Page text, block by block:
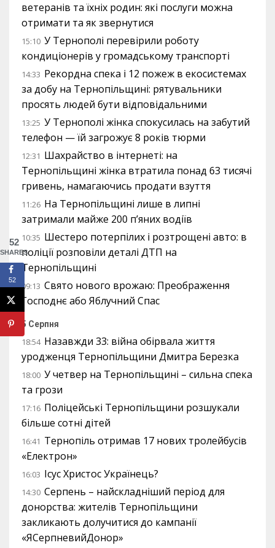
ветеранів та їхніх родин: які послуги можна
отримати та як звернутися
15:10 У Тернополі перевірили роботу
кондиціонерів у громадському транспорті
14:33 Рекордна спека і 12 пожеж в екосистемах
за добу на Тернопільщині: рятувальники
просять людей бути відповідальними
13:25 У Тернополі жінка спокусилась на забутий
телефон — їй загрожує 8 років тюрми
12:31 Шахрайство в інтернеті: на
Тернопільщині жінка втратила понад 63 тисячі
гривень, намагаючись продати взуття
11:26 На Тернопільщині лише в липні
затримали майже 200 п’яних водіїв
10:35 Шестеро потерпілих і розтрощені авто: в
поліції розповіли деталі ДТП на
Тернопільщині
09:13 Свято нового врожаю: Преображення
Господнє або Яблучний Спас
5 Серпня
18:54 Назавжди 33: війна обірвала життя
уродженця Тернопільщини Дмитра Березка
18:00 У четвер на Тернопільщині – сильна спека
та грози
17:16 Поліцейські Тернопільщини розшукали
більше сотні дітей
16:41 Тернопіль отримав 17 нових тролейбусів
«Електрон»
16:03 Ісус Христос Українець?
14:30 Серпень – найскладніший період для
донорства: жителів Тернопільщини
закликають долучитися до кампанії
«ЯСерпневийДонор»
52
SHARES
52